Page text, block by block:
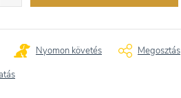
Nyomon követés Megosztás